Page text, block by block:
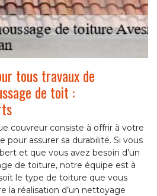
tous travaux de
de toit :
couvreur consiste à offrir à votre
pour assurer sa durabilité. Si vous
et que vous avez besoin d’un
de toiture, notre équipe est à
le type de toiture que vous
la réalisation d’un nettoyage